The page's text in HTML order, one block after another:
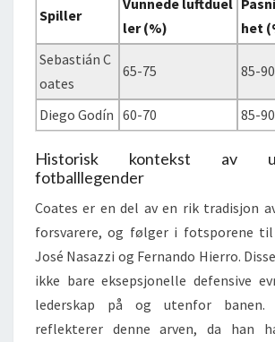
Spiller
ler (%)
het
Sebastián C
oates
65-75 85-90
Diego Godín 60-70 85-90
Historisk kontekst av
fotballlegender
Coates er en del av en rik tradisjon
forsvarere, og følger i fotsporene til
José Nasazzi og Fernando Hierro.
ikke bare eksepsjonelle defensive
lederskap på og utenfor banen.
reflekterer denne arven, da han